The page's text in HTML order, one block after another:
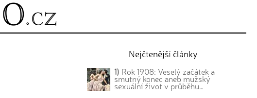
Nejčtenější články
1) Rok 1908: Veselý začátek a
smutný konec aneb mužský
sexuální život v průběhu…